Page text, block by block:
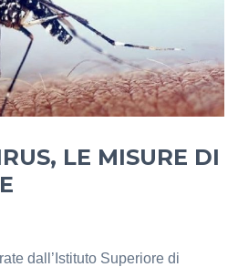
LE MISURE DI
dall’Istituto Superiore di